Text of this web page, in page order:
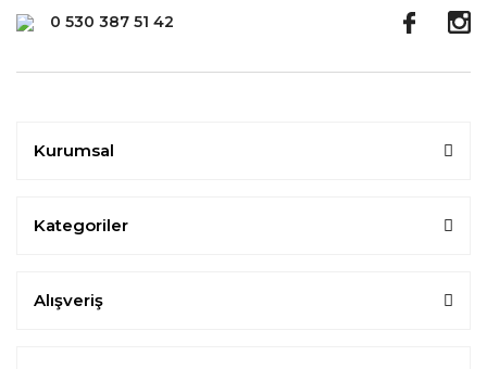
0 530 387 51 42
Kurumsal
Kategoriler
Alışveriş